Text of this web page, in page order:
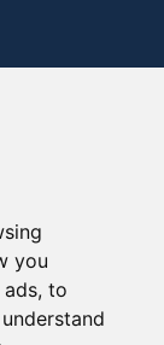
you
to